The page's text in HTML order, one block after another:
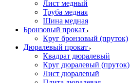
Лист медный
Труба медная
Шина медная
Бронзовый прокат
Круг бронзовый (пруток)
Дюралевый прокат
Квадрат дюралевый
Круг дюралевый (пруток)
Лист дюралевый